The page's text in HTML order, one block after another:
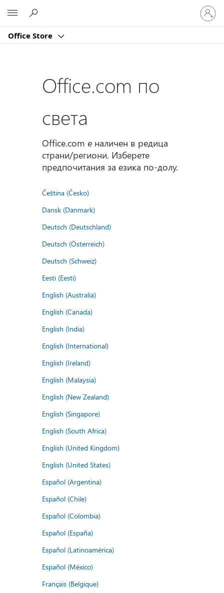
Office Store
Влезте
във
вашия
Office.com по
света
Office.com е наличен в редица
страни/региони. Изберете
предпочитания за езика по-долу.
Čeština (Česko)
Dansk (Danmark)
Deutsch (Deutschland)
Deutsch (Österreich)
Deutsch (Schweiz)
Eesti (Eesti)
English (Australia)
English (Canada)
English (India)
English (International)
English (Ireland)
English (Malaysia)
English (New Zealand)
English (Singapore)
English (South Africa)
English (United Kingdom)
English (United States)
Español (Argentina)
Español (Chile)
Español (Colombia)
Español (España)
Español (Latinoamérica)
Español (México)
Français (Belgique)